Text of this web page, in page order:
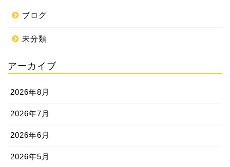
ブログ
未分類
アーカイブ
2026年8月
2026年7月
2026年6月
2026年5月